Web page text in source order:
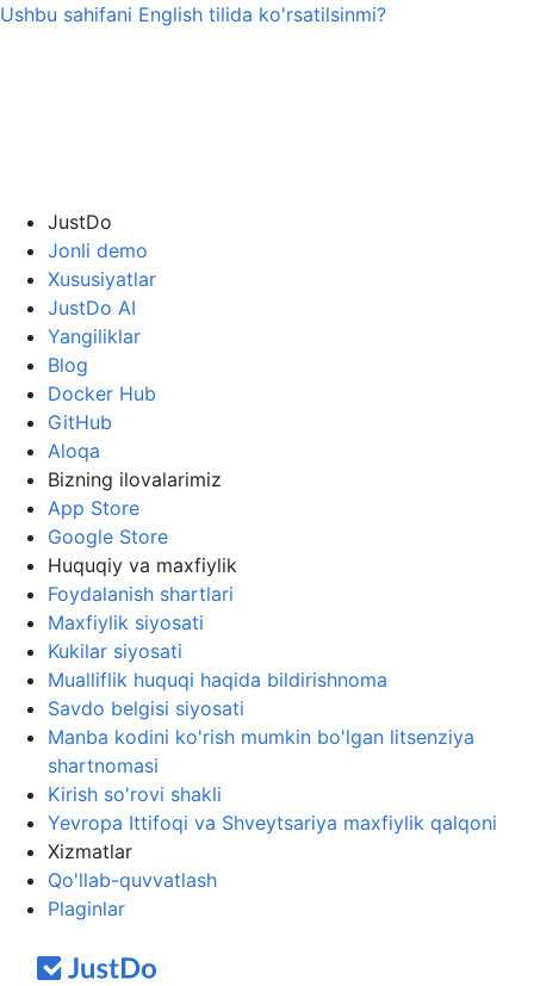
Ushbu sahifani English tilida ko'rsatilsinmi?
JustDo
Jonli demo
Xususiyatlar
JustDo AI
Yangiliklar
Blog
Docker Hub
GitHub
Aloqa
Bizning ilovalarimiz
App Store
Google Store
Huquqiy va maxfiylik
Foydalanish shartlari
Maxfiylik siyosati
Kukilar siyosati
Mualliflik huquqi haqida bildirishnoma
Savdo belgisi siyosati
Manba kodini ko'rish mumkin bo'lgan litsenziya
shartnomasi
Kirish so'rovi shakli
Yevropa Ittifoqi va Shveytsariya maxfiylik qalqoni
Xizmatlar
Qo'llab-quvvatlash
Plaginlar